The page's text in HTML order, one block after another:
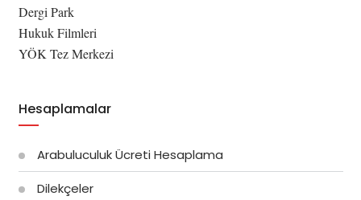
Dergi Park
Hukuk Filmleri
YÖK Tez Merkezi
Hesaplamalar
Arabuluculuk Ücreti Hesaplama
Dilekçeler